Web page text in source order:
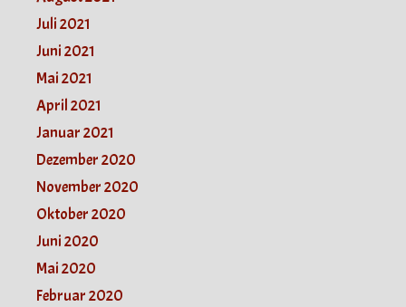
Juli 2021
Juni 2021
Mai 2021
April 2021
Januar 2021
Dezember 2020
November 2020
Oktober 2020
Juni 2020
Mai 2020
Februar 2020